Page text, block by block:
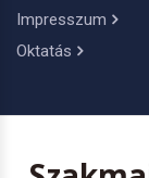
Impresszum
Oktatás